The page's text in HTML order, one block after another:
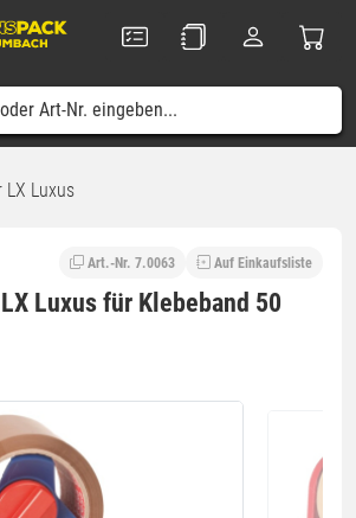
LX Luxus
Art.-Nr. 7.0063 Auf Einkaufsliste
Luxus für Klebeband 50